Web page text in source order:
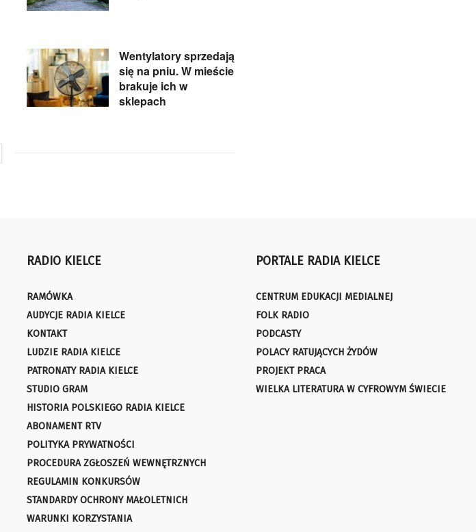
Wentylatory sprzedają
się na pniu. W mieście
brakuje ich w
sklepach
RADIO KIELCE
RAMÓWKA
AUDYCJE RADIA KIELCE
KONTAKT
LUDZIE RADIA KIELCE
PATRONATY RADIA KIELCE
STUDIO GRAM
HISTORIA POLSKIEGO RADIA KIELCE
ABONAMENT RTV
POLITYKA PRYWATNOŚCI
PROCEDURA ZGŁOSZEŃ WEWNĘTRZNYCH
REGULAMIN KONKURSÓW
STANDARDY OCHRONY MAŁOLETNICH
WARUNKI KORZYSTANIA
PORTALE RADIA KIELCE
CENTRUM EDUKACJI MEDIALNEJ
FOLK RADIO
PODCASTY
POLACY RATUJĄCYCH ŻYDÓW
PROJEKT PRACA
WIELKA LITERATURA W CYFROWYM ŚWIECIE